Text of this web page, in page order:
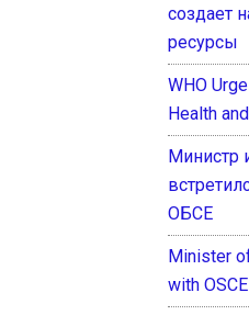
создает
ресурсы
WHO
Health
Министр
ОБСЕ
Minister
with